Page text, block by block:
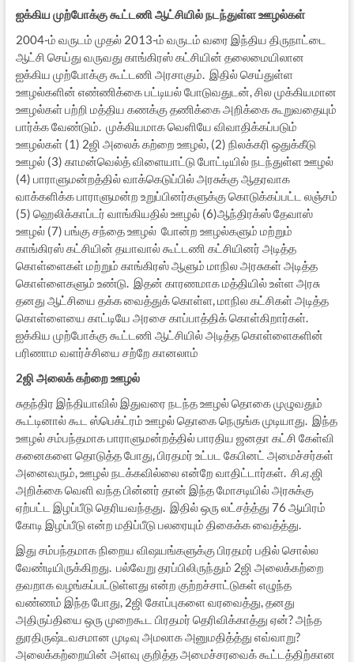
ஐக்கிய முற்போக்கு கூட்டணி ஆட்சியில் நடந்துள்ள ஊழல்கள்
2004-ம் வருடம் முதல் 2013-ம் வருடம் வரை இந்திய திருநாட்டை
ஆட்சி செய்து வருவது காங்கிரஸ் கட்சியின் தலைமையிலான
ஐக்கிய முற்போக்கு கூட்டணி அரசாகும். இதில் செய்துள்ள
ஊழல்களின் எண்ணிக்கை பட்டியல் போடுவதுடன், சில முக்கியமான
ஊழல்கள் பற்றி மத்திய கணக்கு தணிக்கை அறிக்கை கூறுவதையும்
பார்க்க வேண்டும். முக்கியமாக வெளியே விவாதிக்கப்படும்
ஊழல்கள் (1) 2ஜி அலைக் கற்றை ஊழல், (2) நிலக்கரி ஒதுக்கீடு
ஊழல் (3) காமன்வெல்த் விளையாட்டு போட்டியில் நடந்துள்ள ஊழல்
(4) பாராளுமன்றத்தில் வாக்கெடுப்பில் அரசுக்கு ஆதரவாக
வாக்களிக்க பாராளுமன்ற உறுப்பினர்களுக்கு கொடுக்கப்பட்ட லஞ்சம்
(5) ஹெலிக்காப்டர் வாங்கியதில் ஊழல் (6)ஆந்திரக்ஸ் தேவாஸ்
ஊழல் (7) பங்கு சந்தை ஊழல் போன்ற ஊழல்களும் மற்றும்
காங்கிரஸ் கட்சியின் தயாவால் கூட்டணி கட்சியினர் அடித்த
கொள்ளைகள் மற்றும் காங்கிரஸ் ஆளும் மாநில அரசுகள் அடித்த
கொள்ளைகளும் உண்டு. இதன் காரணமாக மத்தியில் உள்ள அரசு
தனது ஆட்சியை தக்க வைத்துக் கொள்ள, மாநில கட்சிகள் அடித்த
கொள்ளையை காட்டியே அரசை காப்பாத்திக் கொள்கிறார்கள்.
ஐக்கிய முற்போக்கு கூட்டணி ஆட்சியில் அடித்த கொள்ளைகளின்
பரிணாம வளர்ச்சியை சற்றே கானலாம்
2ஜி அலைக் கற்றை ஊழல்
சுதந்திர இந்தியாவில் இதுவரை நடந்த ஊழல் தொகை முழுவதும்
கூட்டினால் கூட ஸ்பெக்ட்ரம் ஊழல் தொகை நெருங்க முடியாது. இந்த
ஊழல் சம்பந்தமாக பாராளுமன்றத்தில் பாரதிய ஜனதா கட்சி கேள்வி
கனைகளை தொடுத்த போது, பிரதமர் உட்பட கேபினட் அமைச்சர்கள்
அனைவரும், ஊழல் நடக்கவில்லை என்றே வாதிட்டார்கள். சி.ஏ.ஜி
அறிக்கை வெளி வந்த பின்னர் தான் இந்த மோசடியில் அரசுக்கு
ஏற்பட்ட இழப்பீடு தெரியவந்தது. இதில் ஒரு லட்சத்த்து 76 ஆயிரம்
கோடி இழப்பீடு என்ற மதிப்பீடு பலரையும் திகைக்க வைத்த்து.
இது சம்பந்தமாக நிறைய விஷயங்களுக்கு பிரதமர் பதில் சொல்ல
வேண்டியிருக்கிறது. பல்வேறு தரப்பிலிருந்தும் 2ஜி அலைக்கற்றை
தவறாக வழங்கப்பட்டுள்ளது என்ற குற்றச்சாட்டுகள் எழுந்த
வண்ணம் இந்த போது, 2ஜி கோப்புகளை வரவைத்து, தனது
அதிருப்தியை ஒரு முறைகூட பிரதமர் தெரிவிக்காத்து ஏன்? அந்த
துரதிருஷ்டவசமான முடிவு அமலாக அனுமதித்த்து எவ்வாறு?
அலைக்கற்றையின் அளவு குறித்த அமைச்சரவைக் கூட்டத்திற்கான